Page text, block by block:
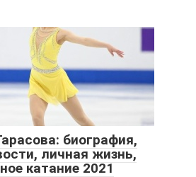
биография,
личная жизнь,
катание 2021